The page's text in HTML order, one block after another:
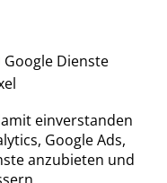
Wählen sie aus
Wählen sie aus
Google Dienste
einverstanden
Google Ads,
anzubieten und